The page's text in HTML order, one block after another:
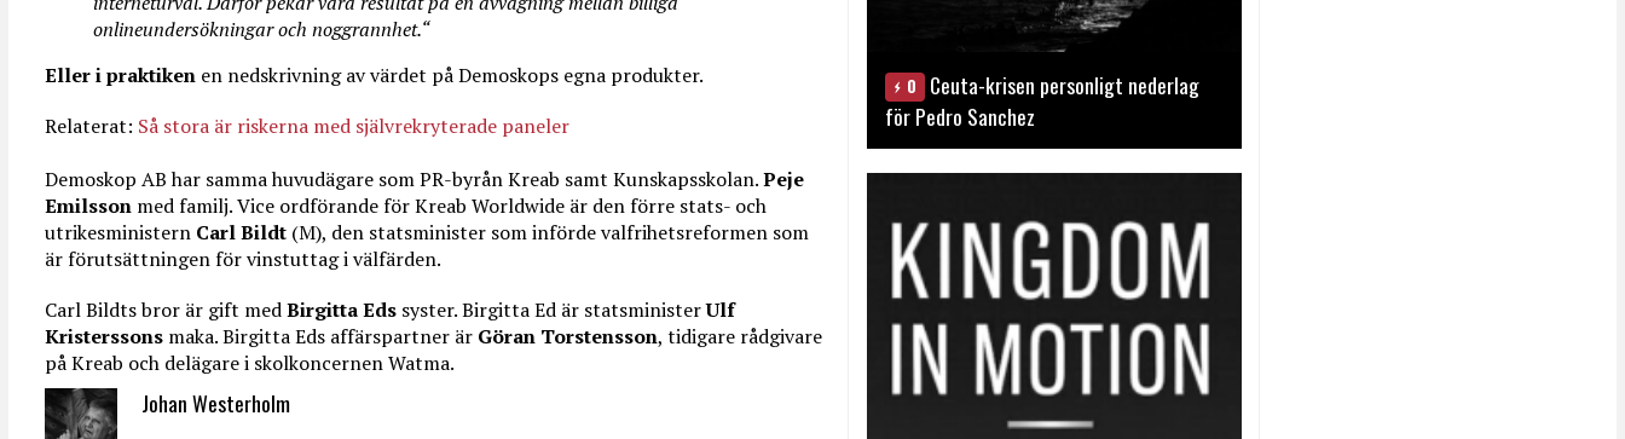
onlineundersökningar och noggrannhet.“
Eller i praktiken en nedskrivning av värdet på Demoskops egna produkter.
Relaterat: Så stora är riskerna med självrekryterade paneler
Demoskop AB har samma huvudägare som PR-byrån Kreab samt Kunskapsskolan.Peje
Emilsson med familj. Vice ordförande för Kreab Worldwide är den förre stats- och
utrikesministern Carl Bildt (M), den statsminister som införde valfrihetsreformen som
är förutsättningen för vinstuttag i välfärden.
Carl Bildts bror är gift medBirgitta Eds syster. Birgitta Ed är statsministerUlf
Kristerssons maka. Birgitta Eds affärspartner är Göran Torstensson, tidigare rådgivare
på Kreab och delägare i skolkoncernen Watma.
Johan Westerholm
0
Ceuta-krisen personligt nederlag
för Pedro Sanchez